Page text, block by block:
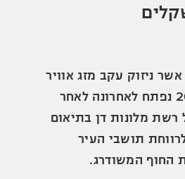
ניזוק עקב מזג אוויר
סוער במהלך 2020 נפתח לאחרונה לאחר
רשת מלונות דן בתיאום
תושבי העיר
החוף המשודרג.